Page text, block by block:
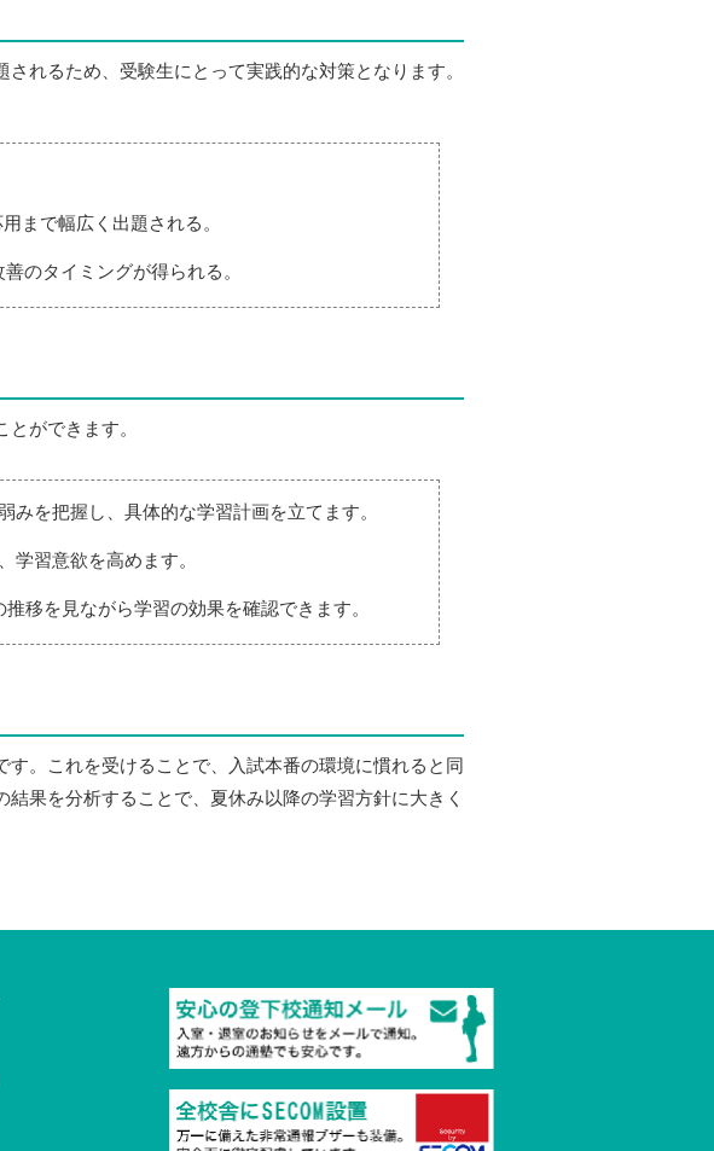
れるため、受験生にとって実践的な対策となります。
まで幅広く出題される。
のタイミングが得られる。
ができます。
みを把握し、具体的な学習計画を立てます。
学習意欲を高めます。
移を見ながら学習の効果を確認できます。
す。これを受けることで、入試本番の環境に慣れると同
果を分析することで、夏休み以降の学習方針に大きく